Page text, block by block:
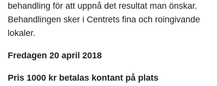
behandling för att uppnå det resultat man önskar.
Behandlingen sker i Centrets fina och roingivande
lokaler.
Fredagen 20 april 2018
Pris 1000 kr betalas kontant på plats